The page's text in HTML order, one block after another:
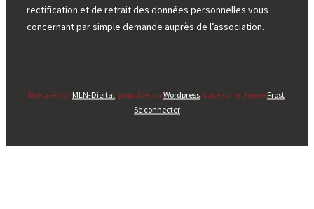
rectification et de retrait des données personnelles vous
concernant par simple demande auprès de l’association.
Site créé par MLN-Digital, propulsé parWordpress, basé sur le thème Frost.
Se connecter